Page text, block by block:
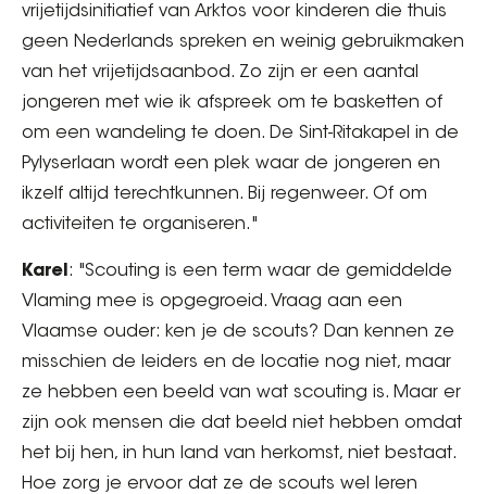
vrijetijdsinitiatief van Arktos voor kinderen die thuis
geen Nederlands spreken en weinig gebruikmaken
van het vrijetijdsaanbod. Zo zijn er een aantal
jongeren met wie ik afspreek om te basketten of
om een wandeling te doen. De Sint-Ritakapel in de
Pylyserlaan wordt een plek waar de jongeren en
ikzelf altijd terechtkunnen. Bij regenweer. Of om
activiteiten te organiseren."
Karel : "Scouting is een term waar de gemiddelde
Vlaming mee is opgegroeid. Vraag aan een
Vlaamse ouder: ken je de scouts? Dan kennen ze
misschien de leiders en de locatie nog niet, maar
ze hebben een beeld van wat scouting is. Maar er
zijn ook mensen die dat beeld niet hebben omdat
het bij hen, in hun land van herkomst, niet bestaat.
Hoe zorg je ervoor dat ze de scouts wel leren